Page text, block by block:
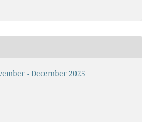
- December 2025